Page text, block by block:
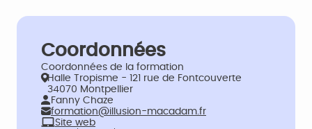
Coordonnées
Coordonnées de la formation
Halle Tropisme - 121 rue de Fontcouverte
34070 Montpellier
Fanny Chaze
formation@illusion-macadam.fr
Site web